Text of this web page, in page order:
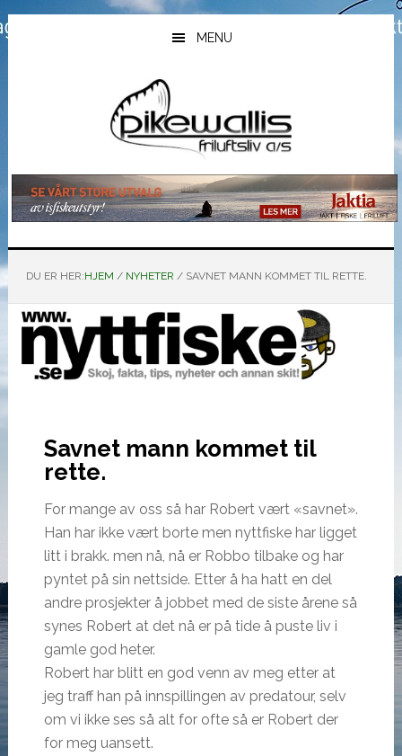
Hopp
til
Hopp
til
Hopp
til
MENU
DU ER HER:HJEM / NYHETER /SAVNET MANN KOMMET TIL RETTE.
Savnet mann kommet til
rette.
For mange av oss så har Robert vært «savnet».
Han har ikke vært borte men nyttfiske har ligget
litt i brakk. men nå, nå er Robbo tilbake og har
pyntet på sin nettside. Etter å ha hatt en del
andre prosjekter å jobbet med de siste årene så
synes Robert at det nå er på tide å puste liv i
gamle god heter.
Robert har blitt en god venn av meg etter at
jeg traff han på innspillingen av predatour, selv
om vi ikke ses så alt for ofte så er Robert der
for meg uansett.